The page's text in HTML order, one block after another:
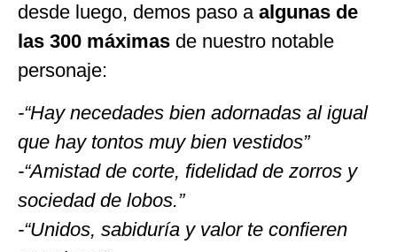
desde luego, demos paso a algunas de
las 300 máximas de nuestro notable
personaje:
-“Hay necedades bien adornadas al igual
que hay tontos muy bien vestidos”
-“Amistad de corte, fidelidad de zorros y
sociedad de lobos.”
-“Unidos, sabiduría y valor te confieren